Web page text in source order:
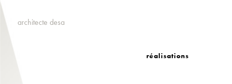
architecte desa
réalisations